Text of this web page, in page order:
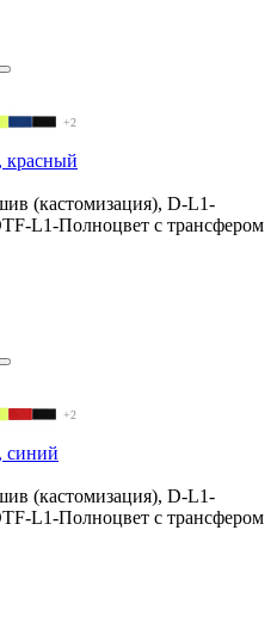
+2
красный
(кастомизация), D-L1-
L1-Полноцвет с трансфером
+2
синий
(кастомизация), D-L1-
L1-Полноцвет с трансфером